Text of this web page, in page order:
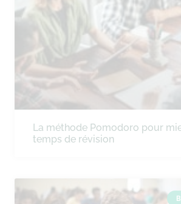
La méthode Pomodoro pour
temps de révision